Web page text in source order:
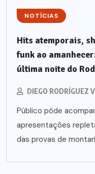
NOTÍCIAS
Hits atemporais,
funk ao
última noite do
DIEGO RODRÍGUEZ
Público pôde
apresentações
das provas de